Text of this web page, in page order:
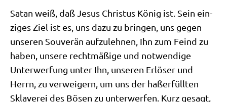
Satan weiß, daß Jesus Chri­stus König ist. Sein ein­
zi­ges Ziel ist es, uns dazu zu brin­gen, uns gegen
unse­ren Sou­ve­rän auf­zu­leh­nen, Ihn zum Feind zu
haben, unse­re recht­mä­ßi­ge und not­wen­di­ge
Unter­wer­fung unter Ihn, unse­ren Erlö­ser und
Herrn, zu ver­wei­gern, um uns der haß­er­füll­ten
Skla­ve­rei des Bösen zu unter­wer­fen. Kurz gesagt,